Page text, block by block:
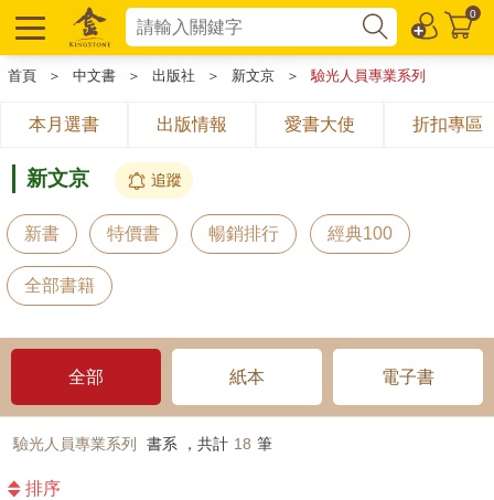
0
首頁 ＞ 中文書 ＞ 出版社 ＞ 新文京 ＞ 驗光人員專業系列
本月選書 出版情報 愛書大使 折扣專區
新文京 追蹤
新書 特價書 暢銷排行 經典100
全部書籍
全部 紙本 電子書
驗光人員專業系列 書系 ，共計 18 筆
排序